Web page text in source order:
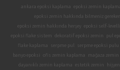
ankara epoksi kaplama epoksi zemin
epoksi zemin hakkında bilmeniz
epoksi zemin hakkında herşey epoksi self-
epoksi flake sistem dekoratif epoksi zemin pul
flake kaplama
serpme pul serpme epoksi pulu
banyo epoksi ofis zemin kaplama mağaza
dayanıklı zemin kaplama estetik zemin